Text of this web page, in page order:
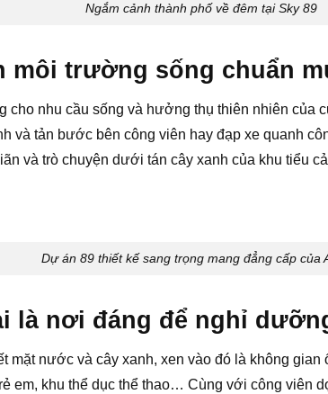
Ngắm cảnh thành phố về đêm tại Sky 89
môi trường sống chuẩn
cho nhu cầu sống và hưởng thụ thiên nhiên của
và tản bước bên công viên hay đạp xe quanh
và trò chuyện dưới tán cây xanh của khu tiểu
Dự án 89 thiết kế sang trọng mang đẳng cấp của
là nơi đáng để nghỉ
mặt nước và cây xanh, xen vào đó là không
em, khu thể dục thể thao… Cùng với công viên